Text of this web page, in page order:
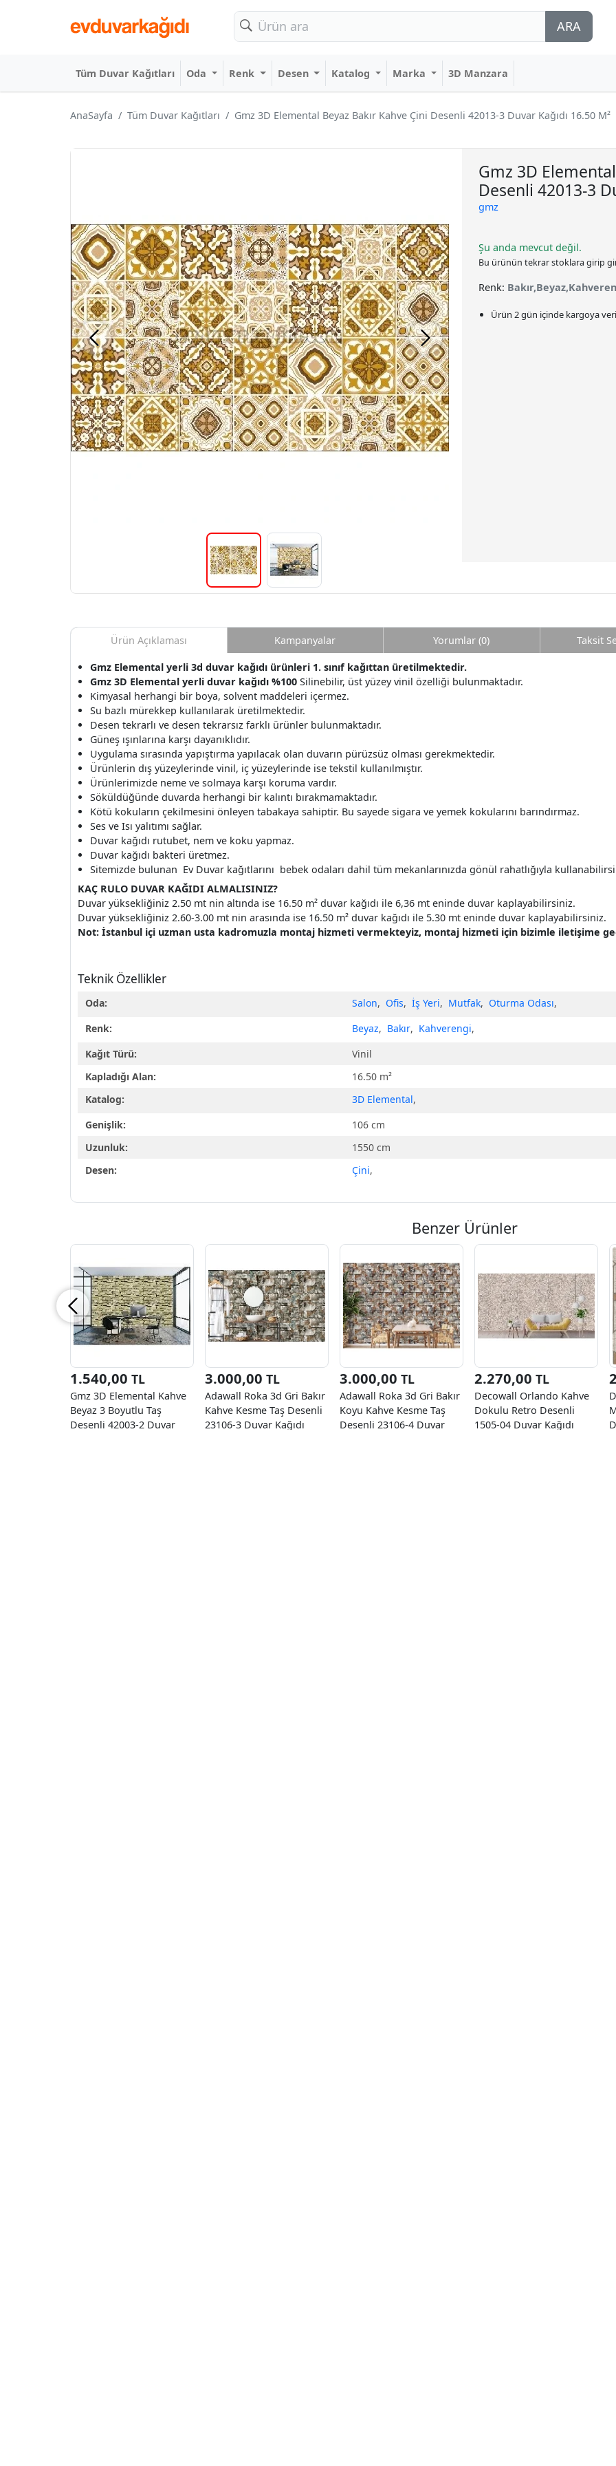
ARA
Tüm Duvar Kağıtları Oda Renk Desen Katalog Marka 3D Manzara
AnaSayfa Tüm Duvar Kağıtları
Gmz 3D Elemental Beyaz Bakır Kahve Çini Desenli 42013-3 Duvar Kağıdı 16.50 M²
Gmz 3D
Desenli 42013-3
gmz
Şu anda mevcut değil.
Bu ürünün tekrar stoklara girip
Renk:
Ürün 2 gün içinde kargoya
Ürün Açıklaması
Gmz Elemental yerli 3d duvar kağıdı ürünleri 1. sınıf kağıttan üretilmektedir.
Gmz 3D Elemental yerli duvar kağıdı %100 Silinebilir, üst yüzey vinil özelliği bulunmaktadır.
Kimyasal herhangi bir boya, solvent maddeleri içermez.
Su bazlı mürekkep kullanılarak üretilmektedir.
Desen tekrarlı ve desen tekrarsız farklı ürünler bulunmaktadır.
Güneş ışınlarına karşı dayanıklıdır.
Uygulama sırasında yapıştırma yapılacak olan duvarın pürüzsüz olması gerekmektedir.
Ürünlerin dış yüzeylerinde vinil, iç yüzeylerinde ise tekstil kullanılmıştır.
Ürünlerimizde neme ve solmaya karşı koruma vardır.
Söküldüğünde duvarda herhangi bir kalıntı bırakmamaktadır.
Kötü kokuların çekilmesini önleyen tabakaya sahiptir. Bu sayede sigara ve yemek kokularını barındırmaz.
Ses ve Isı yalıtımı sağlar.
Duvar kağıdı rutubet, nem ve koku yapmaz.
Duvar kağıdı bakteri üretmez.
Sitemizde bulunan Ev Duvar kağıtlarını bebek odaları dahil tüm mekanlarınızda gönül rahatlığıyla
KAÇ RULO DUVAR KAĞIDI ALMALISINIZ?
Duvar yüksekliğiniz 2.50 mt nin altında ise 16.50 m² duvar kağıdı ile 6,36 mt eninde duvar kaplayabilirsiniz.
Duvar yüksekliğiniz 2.60-3.00 mt nin arasında ise 16.50 m² duvar kağıdı ile 5.30 mt eninde duvar kaplayabilirsiniz.
Not: İstanbul içi uzman usta kadromuzla montaj hizmeti vermekteyiz, montaj hizmeti için bizimle
Teknik Özellikler
Oda: Salon, Ofis, İş Yeri, Mutfak, Oturma Odası,
Renk:
Beyaz, Bakır, Kahverengi,
Kağıt Türü:
Vinil
Kapladığı Alan:
16.50 m²
Katalog:
3D Elemental,
Genişlik:
106 cm
Uzunluk:
1550 cm
Desen:
Çini,
Kampanyalar Yorumlar (0) Taksit
Benzer Ürünler
1.540,00 TL
Gmz 3D Elemental Kahve
Beyaz 3 Boyutlu Taş
Desenli 42003-2 Duvar
3.000,00 TL
Adawall Roka 3d Gri Bakır
Kahve Kesme Taş Desenli
23106-3 Duvar Kağıdı
3.000,00 TL
Adawall Roka 3d Gri Bakır
Koyu Kahve Kesme Taş
Desenli 23106-4 Duvar
2.270,00 TL
Decowall Orlando Kahve
Dokulu Retro Desenli
1505-04 Duvar Kağıdı